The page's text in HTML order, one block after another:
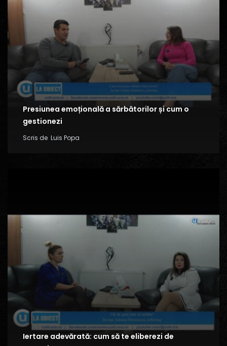
Presiunea emoțională a sărbătorilor și cum o
gestionezi
Scris de Luis Popa
Iertare adevărată: cum să te eliberezi de